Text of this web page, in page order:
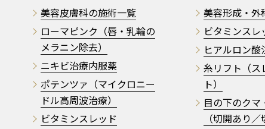
美容皮膚科の施術一覧
ローマピンク（唇・乳輪の
メラニン除去）
ニキビ治療内服薬
ポテンツァ（マイクロニー
ドル高周波治療）
ビタミンスレッド
美容形成・外
ビタミンスレ
ヒアルロン酸
糸リフト（ス
ト）
目の下のクマ
（切開あり／